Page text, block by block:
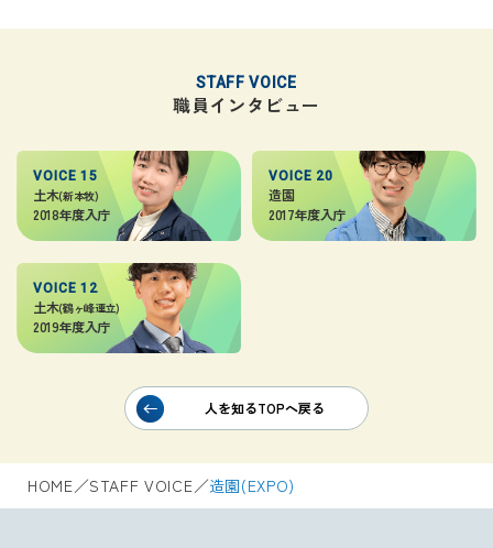
STAFF VOICE
職員インタビュー
VOICE 15
土木(新本牧)
2018年度入庁
VOICE 20
造園
2017年度入庁
VOICE 12
土木(鶴ヶ峰連立)
2019年度入庁
人を知るTOPへ戻る
HOME／STAFF VOICE／造園(EXPO)